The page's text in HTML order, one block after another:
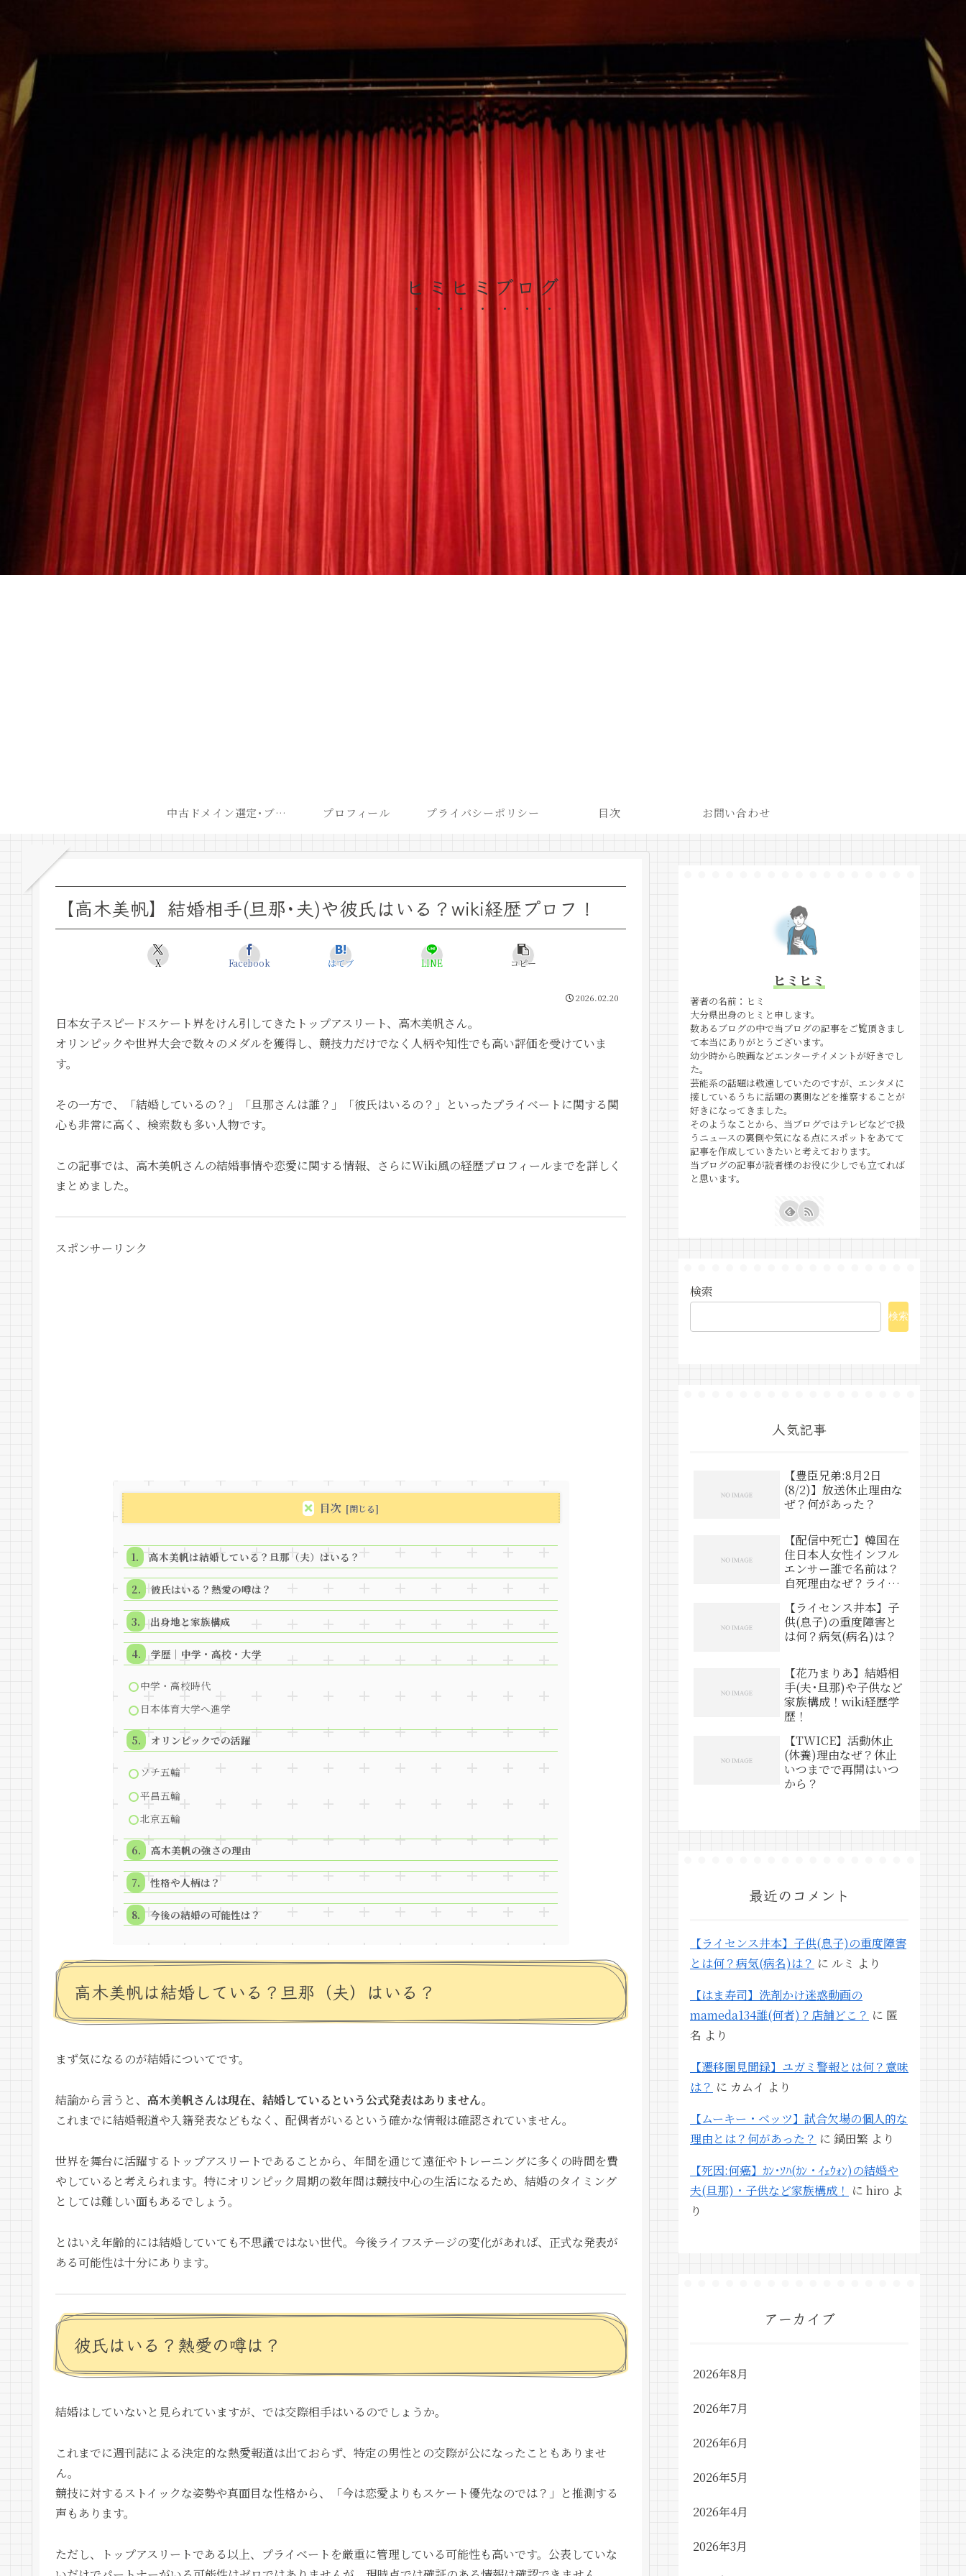
ヒミヒミブログ
中古ドメイン選定･ブログ開設後最短での収益化戦略 プロフィール プライバシーポリシー 目次 お問い合わせ
【高木美帆】結婚相手(旦那･夫)や彼氏はいる？wiki経歴プロフ！
X Facebook はてブ LINE コピー
2026.02.20
日本女子スピードスケート界をけん引してきたトップアスリート、高木美帆さん。
オリンピックや世界大会で数々のメダルを獲得し、競技力だけでなく人柄や知性でも高い評価を受けていま
す。
その一方で、「結婚しているの？」「旦那さんは誰？」「彼氏はいるの？」といったプライベートに関する関
心も非常に高く、検索数も多い人物です。
この記事では、高木美帆さんの結婚事情や恋愛に関する情報、さらにWiki風の経歴プロフィールまでを詳しく
まとめました。
スポンサーリンク
目次
高木美帆は結婚している？旦那（夫）はいる？
彼氏はいる？熱愛の噂は？
出身地と家族構成
学歴｜中学・高校・大学
中学・高校時代
日本体育大学へ進学
オリンピックでの活躍
ソチ五輪
平昌五輪
北京五輪
高木美帆の強さの理由
性格や人柄は？
今後の結婚の可能性は？
高木美帆は結婚している？旦那（夫）はいる？
まず気になるのが結婚についてです。
結論から言うと、 高木美帆さんは現在、結婚しているという公式発表はありません。
これまでに結婚報道や入籍発表などもなく、配偶者がいるという確かな情報は確認されていません。
世界を舞台に活躍するトップアスリートであることから、年間を通じて遠征やトレーニングに多くの時間を費
やしていると考えられます。特にオリンピック周期の数年間は競技中心の生活になるため、結婚のタイミング
としては難しい面もあるでしょう。
とはいえ年齢的には結婚していても不思議ではない世代。今後ライフステージの変化があれば、正式な発表が
ある可能性は十分にあります。
彼氏はいる？熱愛の噂は？
結婚はしていないと見られていますが、では交際相手はいるのでしょうか。
これまでに週刊誌による決定的な熱愛報道は出ておらず、特定の男性との交際が公になったこともありませ
ん。
競技に対するストイックな姿勢や真面目な性格から、「今は恋愛よりもスケート優先なのでは？」と推測する
声もあります。
ただし、トップアスリートである以上、プライベートを厳重に管理している可能性も高いです。公表していな
ヒミヒミ
著者の名前：ヒミ
大分県出身のヒミと申します。
数あるブログの中で当ブログの記事をご覧頂きまし
て本当にありがとうございます。
幼少時から映画などエンターテイメントが好きでし
た。
芸能系の話題は敬遠していたのですが、エンタメに
接しているうちに話題の裏側などを推察することが
好きになってきました。
そのようなことから、当ブログではテレビなどで扱
うニュースの裏側や気になる点にスポットをあてて
記事を作成していきたいと考えております。
当ブログの記事が読者様のお役に少しでも立てれば
と思います。
検索
検索
人気記事
【豊臣兄弟:8月2日
(8/2)】放送休止理由な
ぜ？何があった？
【配信中死亡】韓国在
住日本人女性インフル
エンサー誰で名前は？
自死理由なぜ？ライブ
【ライセンス井本】子
供(息子)の重度障害と
は何？病気(病名)は？
【花乃まりあ】結婚相
手(夫･旦那)や子供など
家族構成！wiki経歴学
歴！
【TWICE】活動休止
(休養)理由なぜ？休止
いつまでで再開はいつ
から？
最近のコメント
【ライセンス井本】子供(息子)の重度障害
とは何？病気(病名)は？ に ルミ より
【はま寿司】洗剤かけ迷惑動画の
mameda134誰(何者)？店舗どこ？ に 匿
名 より
【遷移圏見聞録】ユガミ警報とは何？意味
は？ に カムイ より
【ムーキー・ベッツ】試合欠場の個人的な
理由とは？何があった？ に 鍋田繁 より
【死因:何癌】ｶﾝ･ｿﾊ(ｶﾝ・ｲｪｳｫﾝ)の結婚や
夫(旦那)・子供など家族構成！ に hiro よ
り
アーカイブ
2026年8月
2026年7月
2026年6月
2026年5月
2026年4月
2026年3月